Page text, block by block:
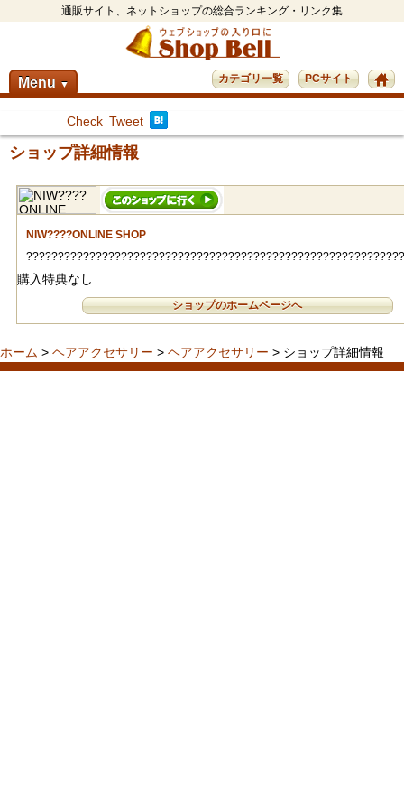
通販サイト、ネットショップの総合ランキング・リンク集
Menu ▼ PCサイト
カテゴリ一覧
Check Tweet
ショップ詳細情報
NIW????ONLINE SHOP
購入特典なし
ショップのホームページへ
ホーム > ヘアアクセサリー > ヘアアクセサリー > ショップ詳細情報